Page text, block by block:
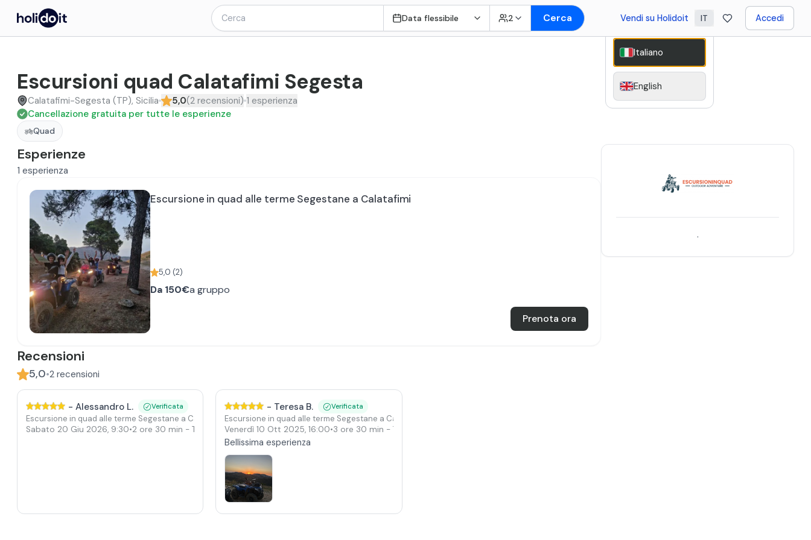
Data flessibile 2 Cerca Vendi su Holidoit IT Accedi
Escursioni quad Calatafimi Segesta
Calatafimi-Segesta (TP), Sicilia 5,0(2 recensioni) 1 esperienza
Cancellazione gratuita per tutte le esperienze
Quad
Esperienze
1 esperienza
Escursione in quad alle terme Segestane a Calatafimi
5,0 (2)
Da 150€a gruppo
Prenota ora
Recensioni
5,0•2 recensioni
- Alessandro L. Verificata
Escursione in quad alle terme Segestane a Calatafimi
Sabato 20 Giu 2026, 9:30•2 ore 30 min - Tra i boschi e vigneti
- Teresa B. Verificata
Escursione in quad alle terme Segestane a Calatafimi
Venerdì 10 Ott 2025, 16:00•3 ore 30 min - Tour Tempio di Segesta
Bellissima esperienza
.
Italiano
English